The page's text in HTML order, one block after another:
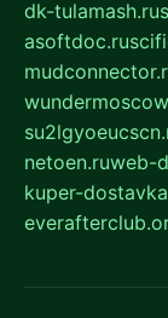
dk-tulamash.ru
asoftdoc.ru
netoen.ruweb-
kuper-